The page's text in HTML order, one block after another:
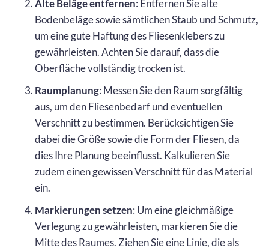
Alte Beläge entfernen: Entfernen Sie alte
Bodenbeläge sowie sämtlichen Staub und Schmutz,
um eine gute Haftung des Fliesenklebers zu
gewährleisten. Achten Sie darauf, dass die
Oberfläche vollständig trocken ist.
Raumplanung: Messen Sie den Raum sorgfältig
aus, um den Fliesenbedarf und eventuellen
Verschnitt zu bestimmen. Berücksichtigen Sie
dabei die Größe sowie die Form der Fliesen, da
dies Ihre Planung beeinflusst. Kalkulieren Sie
zudem einen gewissen Verschnitt für das Material
ein.
Markierungen setzen: Um eine gleichmäßige
Verlegung zu gewährleisten, markieren Sie die
Mitte des Raumes. Ziehen Sie eine Linie, die als